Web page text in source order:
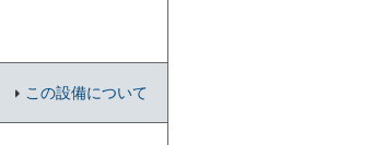
この設備について